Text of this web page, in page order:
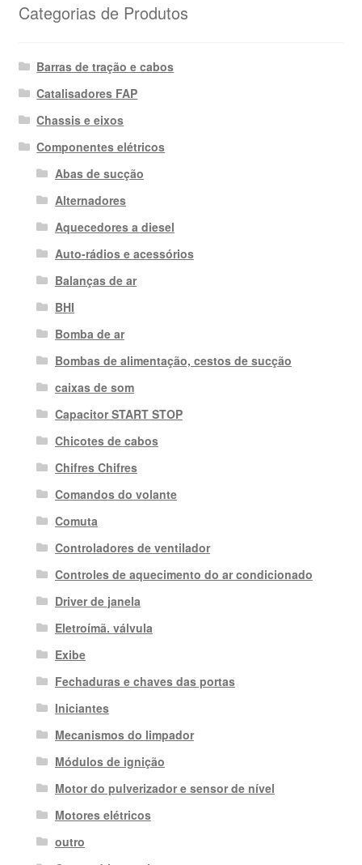
Categorias de Produtos
Barras de tração e cabos
Catalisadores FAP
Chassis e eixos
Componentes elétricos
Abas de sucção
Alternadores
Aquecedores a diesel
Auto-rádios e acessórios
Balanças de ar
BHI
Bomba de ar
Bombas de alimentação, cestos de sucção
caixas de som
Capacitor START STOP
Chicotes de cabos
Chifres Chifres
Comandos do volante
Comuta
Controladores de ventilador
Controles de aquecimento do ar condicionado
Driver de janela
Eletroímã. válvula
Exibe
Fechaduras e chaves das portas
Iniciantes
Mecanismos do limpador
Módulos de ignição
Motor do pulverizador e sensor de nível
Motores elétricos
outro